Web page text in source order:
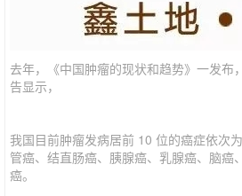
去年，《中国肿瘤的现状和趋势》一发布
告显示，
我国目前肿瘤发病居前 10 位的癌症依次
管癌、结直肠癌、胰腺癌、乳腺癌、脑癌
癌。